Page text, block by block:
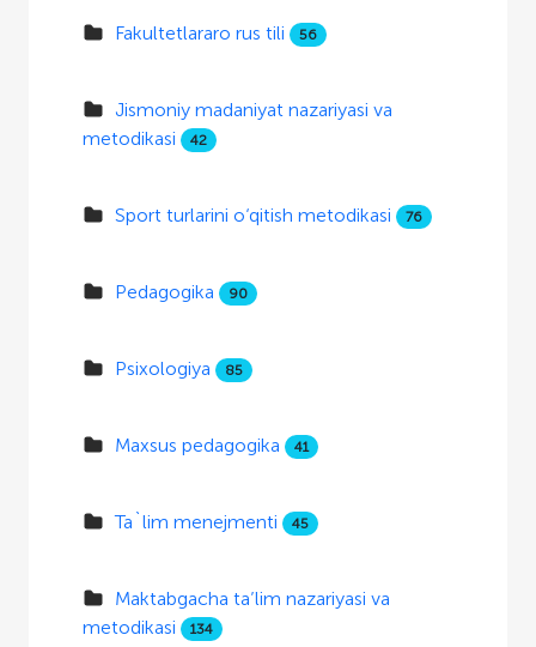
Fakultetlararo rus tili 56
Jismoniy madaniyat nazariyasi va
metodikasi
42
Sport turlarini o‘qitish metodikasi 76
Pedagogika 90
Psixologiya 85
Maxsus pedagogika 41
Ta`lim menejmenti 45
Maktabgacha ta’lim nazariyasi va
metodikasi
134